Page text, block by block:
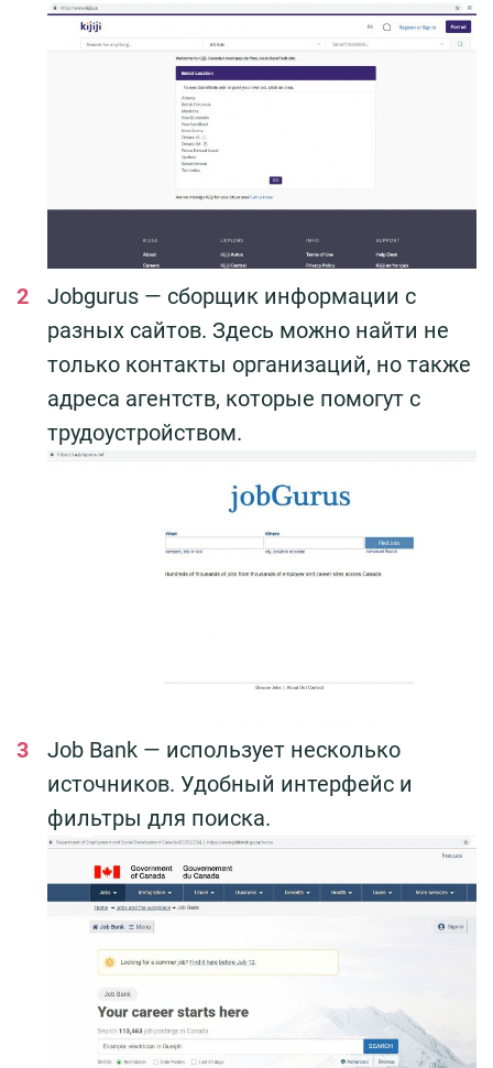
Jobgurus — сборщик информации с
разных сайтов. Здесь можно найти не
только контакты организаций, но также
адреса агентств, которые помогут с
трудоустройством.
Job Bank — использует несколько
источников. Удобный интерфейс и
фильтры для поиска.